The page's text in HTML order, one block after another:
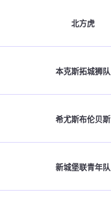
北方虎
本克斯拓城狮队
希尤斯布伦贝斯
新城堡联青年队